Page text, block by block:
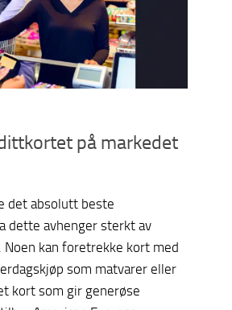
på markedet
det absolutt beste
dette avhenger sterkt av
kan foretrekke kort med
som matvarer eller
kort som gir generøse